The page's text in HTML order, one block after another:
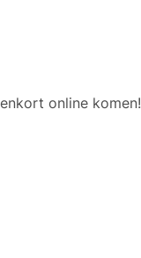
online komen!